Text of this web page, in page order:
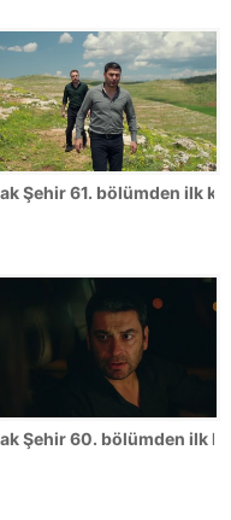
Şehir 61. bölümden ilk
Şehir 60. bölümden ilk